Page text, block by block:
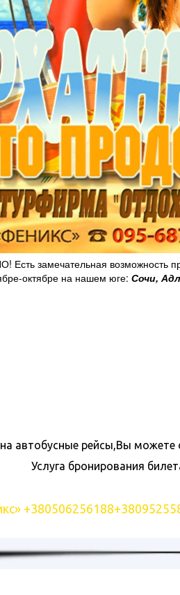
Есть замечательная возможность
октябре на нашем юге: Сочи,
автобусные рейсы,Вы
Услуга бронирования